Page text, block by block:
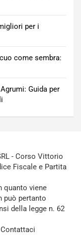
per i
come sembra:
Guida per
- Corso Vittorio
Fiscale e Partita
quanto viene
può pertanto
della legge n. 62
Contattaci